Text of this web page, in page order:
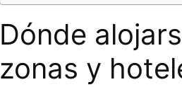
Dónde
zonas y